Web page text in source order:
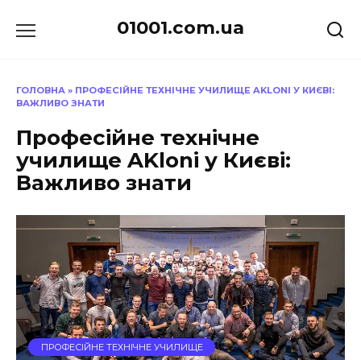
до
01001.com.ua
ГОЛОВНА » ПРОФЕСІЙНЕ ТЕХНІЧНЕ УЧИЛИЩЕ AKLONI У КИЄВІ:
ВАЖЛИВО ЗНАТИ
Професійне технічне
училище AKloni у Києві:
Важливо знати
ПРОФЕСІЙНЕ ТЕХНІЧНЕ УЧИЛИЩЕ